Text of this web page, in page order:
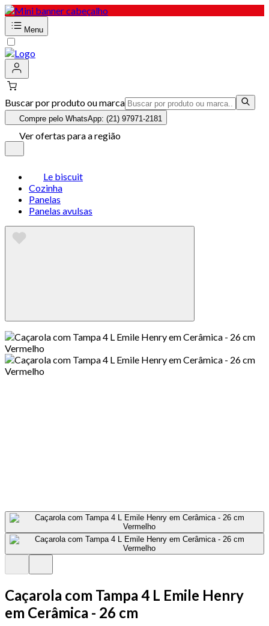
Menu
Buscar por produto ou marca
Compre pelo WhatsApp: (21) 97971-2181
Ver ofertas para a região
Le biscuit
Cozinha
Panelas
Panelas avulsas
Caçarola com Tampa 4 L Emile Henry
em Cerâmica - 26 cm